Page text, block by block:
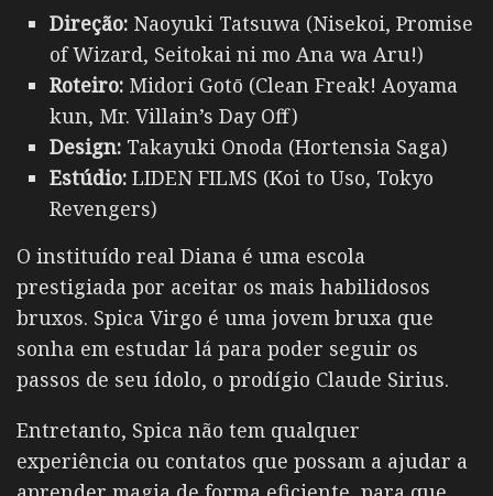
Direção: Naoyuki Tatsuwa (Nisekoi, Promise
of Wizard, Seitokai ni mo Ana wa Aru!)
Roteiro: Midori Gotō (Clean Freak! Aoyama
kun, Mr. Villain’s Day Off)
Design: Takayuki Onoda (Hortensia Saga)
Estúdio: LIDEN FILMS (Koi to Uso, Tokyo
Revengers)
O instituído real Diana é uma escola
prestigiada por aceitar os mais habilidosos
bruxos. Spica Virgo é uma jovem bruxa que
sonha em estudar lá para poder seguir os
passos de seu ídolo, o prodígio Claude Sirius.
Entretanto, Spica não tem qualquer
experiência ou contatos que possam a ajudar a